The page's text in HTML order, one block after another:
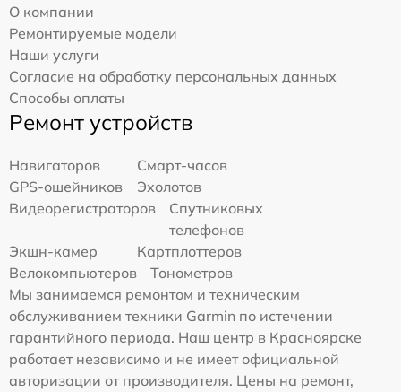
О компании
Ремонтируемые модели
Наши услуги
Согласие на обработку персональных данных
Способы оплаты
Ремонт устройств
Навигаторов
Смарт-часов
GPS-ошейников
Эхолотов
Видеорегистраторов
Спутниковых
телефонов
Экшн-камер
Картплоттеров
Велокомпьютеров
Тонометров
Мы занимаемся ремонтом и техническим
обслуживанием техники Garmin по истечении
гарантийного периода. Наш центр в Красноярске
работает независимо и не имеет официальной
авторизации от производителя. Цены на ремонт,